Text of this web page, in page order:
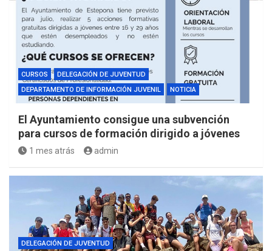
CURSOS
DELEGACIÓN DE JUVENTUD
DEPARTAMENTO DE INFORMACIÓN JUVENIL
NOTICIA
El Ayuntamiento consigue una subvención
para cursos de formación dirigido a jóvenes
1 mes atrás admin
DELEGACIÓN DE JUVENTUD